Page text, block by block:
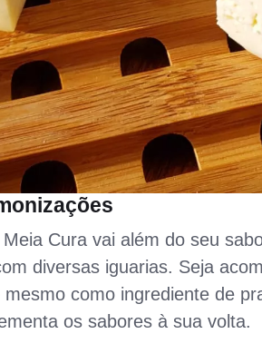
Cura vai além do seu
diversas iguarias. Seja
como ingrediente de
os sabores à sua volta.